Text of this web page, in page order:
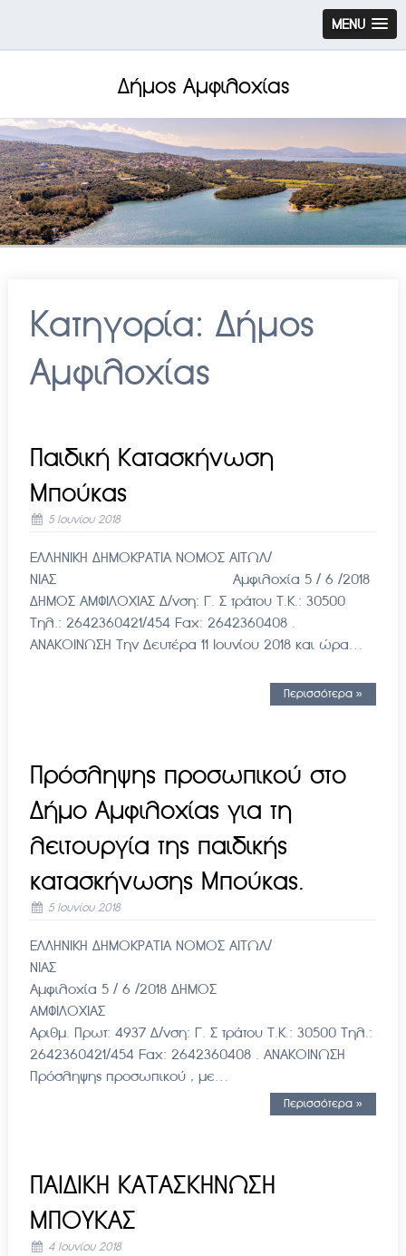
MENU
Δήμος Αμφιλοχίας
Κατηγορία: Δήμος
Αμφιλοχίας
Παιδική Κατασκήνωση
Μπούκας
5 Ιουνίου 2018
ΕΛΛΗΝΙΚΗ ΔΗΜΟΚΡΑΤΙΑ ΝΟΜΟΣ ΑΙΤΩΛ/
ΝΙΑΣ Αμφιλοχία 5 / 6 /2018
ΔΗΜΟΣ ΑΜΦΙΛΟΧΙΑΣ Δ/νση: Γ. Σ τράτου Τ.Κ.: 30500
Τηλ.: 2642360421/454 Fax: 2642360408 .
ΑΝΑΚΟΙΝΩΣΗ Την Δευτέρα 11 Ιουνίου 2018 και ώρα…
Περισσότερα »
Πρόσληψης προσωπικού στο
Δήμο Αμφιλοχίας για τη
λειτουργία της παιδικής
κατασκήνωσης Μπούκας.
5 Ιουνίου 2018
ΕΛΛΗΝΙΚΗ ΔΗΜΟΚΡΑΤΙΑ ΝΟΜΟΣ ΑΙΤΩΛ/
ΝΙΑΣ
Αμφιλοχία 5 / 6 /2018 ΔΗΜΟΣ
ΑΜΦΙΛΟΧΙΑΣ
Αριθμ. Πρωτ: 4937 Δ/νση: Γ. Σ τράτου Τ.Κ.: 30500 Τηλ.:
2642360421/454 Fax: 2642360408 . ΑΝΑΚΟΙΝΩΣΗ
Πρόσληψης προσωπικού , με…
Περισσότερα »
ΠΑΙΔΙΚΗ ΚΑΤΑΣΚΗΝΩΣΗ
ΜΠΟΥΚΑΣ
4 Ιουνίου 2018